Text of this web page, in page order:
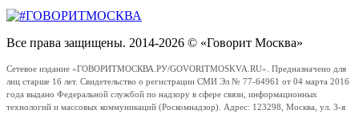
Все права защищены. 2014-2026 © «Говорит Москва»
Сетевое издание «ГОВОРИТМОСКВА.РУ/GOVORITMOSKVA.RU». Предназначено для
лиц старше 16 лет. Свидетельство о регистрации СМИ Эл № 77-64961 от 04 марта 2016
года выдано Федеральной службой по надзору в сфере связи, информационных
технологий и массовых коммуникаций (Роскомнадзор). Адрес: 123298, Москва, ул. 3-я